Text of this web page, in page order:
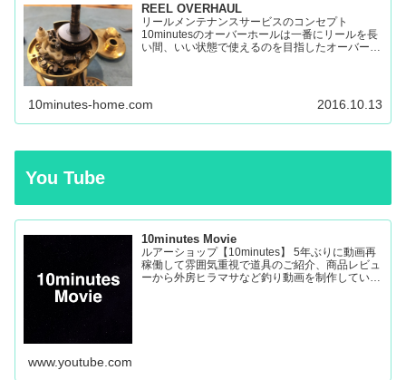
REEL OVERHAUL
リールメンテナンスサービスのコンセプト
10minutesのオーバーホールは一番にリールを長
い間、いい状態で使えるのを目指したオーバーホ
10minutes-home.com 2016.10.13
You Tube
10minutes Movie
ルアーショップ【10minutes】 5年ぶりに動画再
稼働して雰囲気重視で道具のご紹介、商品レビュ
ーから外房ヒラマサなど釣り動画を制作していき
www.youtube.com